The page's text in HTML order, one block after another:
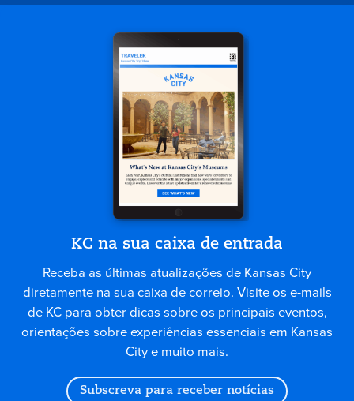
KC na sua caixa de entrada
Receba as últimas atualizações de Kansas City
diretamente na sua caixa de correio. Visite os e-mails
de KC para obter dicas sobre os principais eventos,
orientações sobre experiências essenciais em Kansas
City e muito mais.
Subscreva para receber notícias